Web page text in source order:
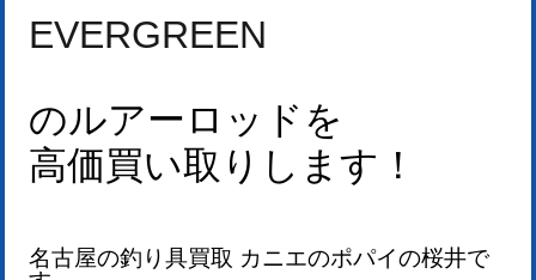
EVERGREEN
のルアーロッドを
高価買い取りします！
名古屋の釣り具買取 カニエのポパイの桜井で